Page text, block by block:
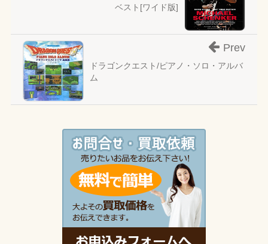
ベスト[ワイド版]
ドラゴンクエスト/ピアノ・ソロ・アルバ
ム
Prev